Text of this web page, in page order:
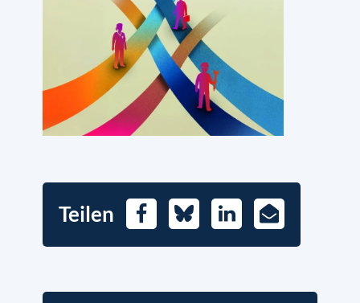
Teilen FacebookBlueskyLinkedIn
E-
Mail